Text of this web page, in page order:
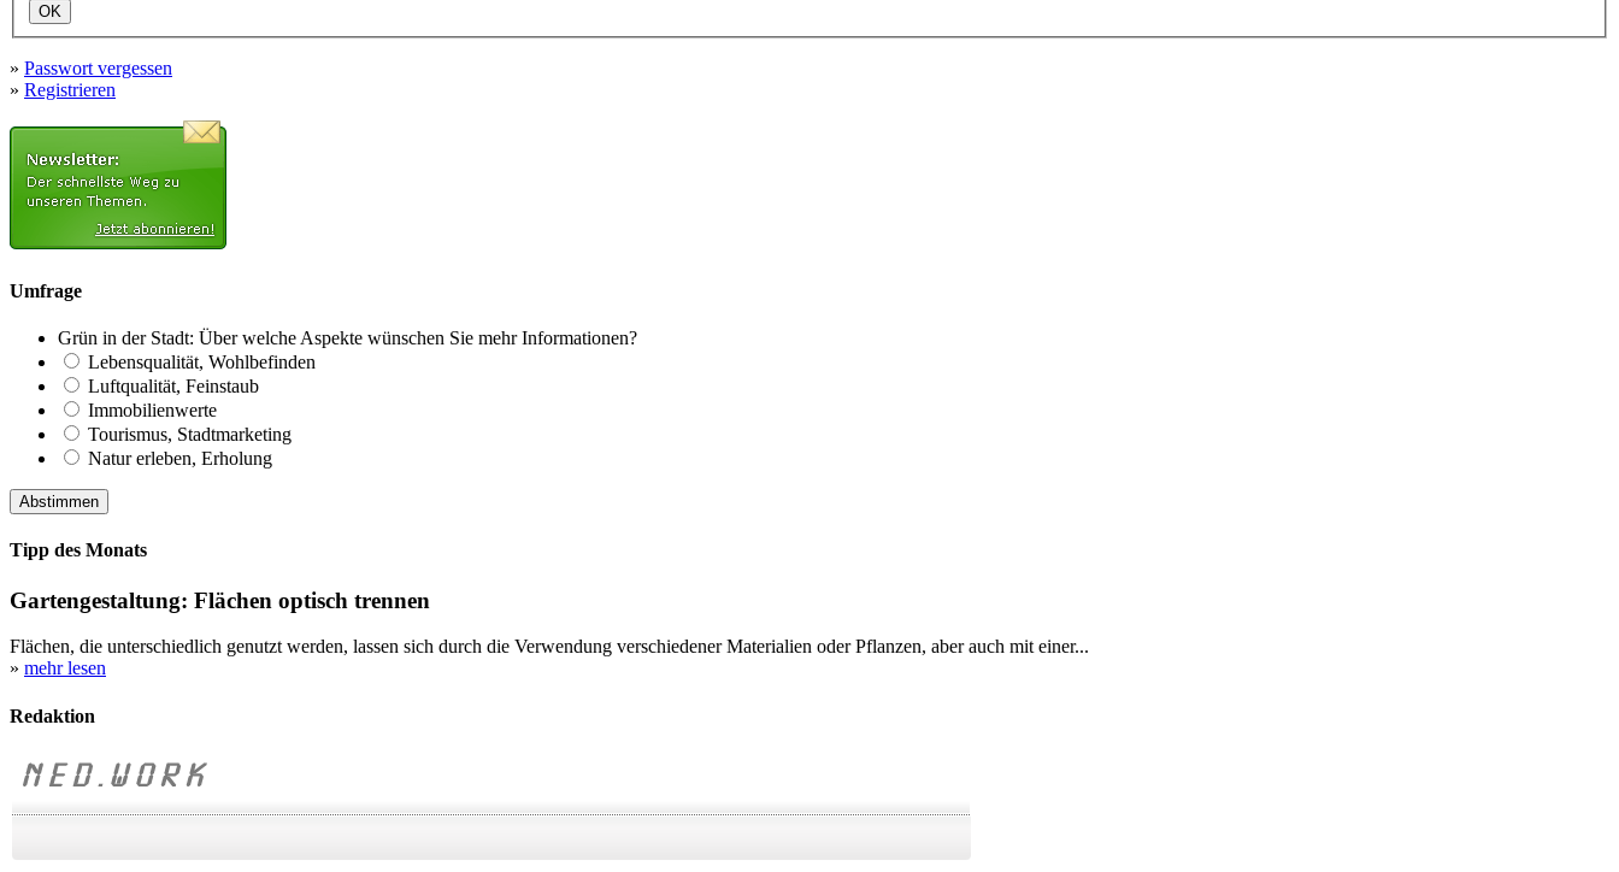
» Passwort vergessen
» Registrieren
Umfrage
Grün in der Stadt: Über welche Aspekte wünschen Sie mehr Informationen?
Lebensqualität, Wohlbefinden
Luftqualität, Feinstaub
Immobilienwerte
Tourismus, Stadtmarketing
Natur erleben, Erholung
Tipp des Monats
Gartengestaltung: Flächen optisch trennen
Flächen, die unterschiedlich genutzt werden, lassen sich durch die Verwendung verschiedener Materialien oder Pflanzen, aber auch mit einer...
» mehr lesen
Redaktion